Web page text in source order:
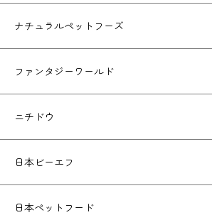
ナチュラルペットフーズ
ファンタジーワールド
ニチドウ
日本ビーエフ
日本ペットフード